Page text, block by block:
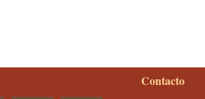
Contacto